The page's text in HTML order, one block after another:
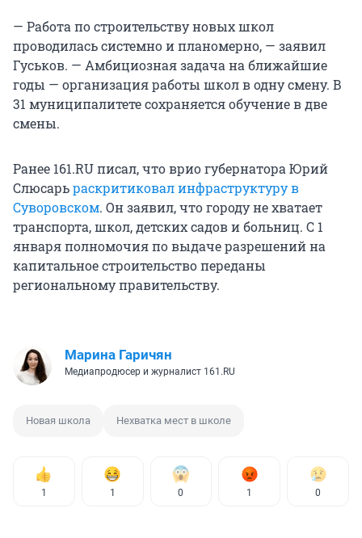
— Работа по строительству новых школ
проводилась системно и планомерно, — заявил
Гуськов. — Амбициозная задача на ближайшие
годы — организация работы школ в одну смену. В
31 муниципалитете сохраняется обучение в две
смены.
Ранее 161.RU писал, что врио губернатора Юрий
Слюсарьраскритиковал инфраструктуру в
Суворовском. Он заявил, что городу не хватает
транспорта, школ, детских садов и больниц. С 1
января полномочия по выдаче разрешений на
капитальное строительство переданы
региональному правительству.
Марина Гаричян
Медиапродюсер и журналист 161.RU
Новая школа Нехватка мест в школе
1 1 0 1 0